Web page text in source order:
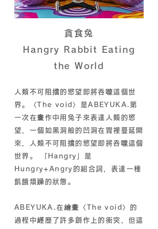
貪食兔
Hangry Rabbit Eating
the World
人類不可阻擋的慾望即將吞噬這個世
界。〈The void〉是ABEYUKA.第
一次在畫作中用兔子來表達人類的慾
望，一個如黑洞般的凹洞在胃裡蔓延開
來，人類不可阻擋的慾望即將吞噬這個
世界。 「Hangry」是
Hungry+Angry的組合詞，表達一種
飢餓煩躁的狀態。
ABEYUKA.在繪畫〈The void〉的
過程中經歷了許多創作上的衝突，但這